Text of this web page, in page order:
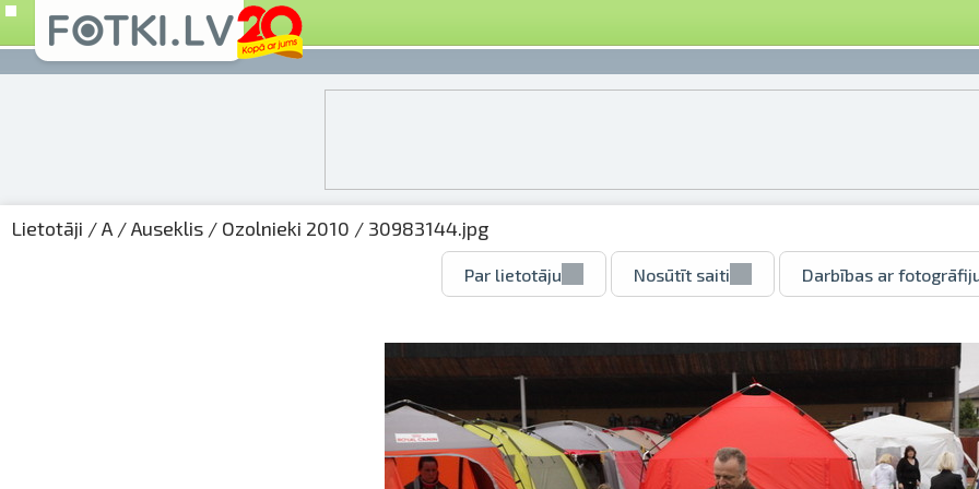
Lietotāji /A /Auseklis / Ozolnieki 2010 / 30983144.jpg
Par lietotāju Nosūtīt saiti Darbības ar